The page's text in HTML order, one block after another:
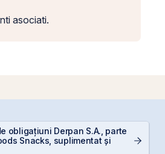
asociati.
obligațiuni Derpan S.A., parte
Snacks, suplimentat și